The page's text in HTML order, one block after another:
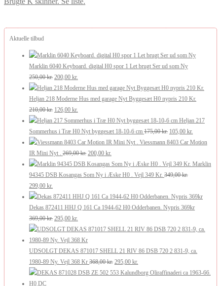
Aktuelle tilbud
Marklin 6040 Keyboard. digital H0 spor 1 Let brugt Ser ud som Ny
250,00kr. Den
oprindelige
pris
var:
250,00 kr..
200,00 kr.
aktuelle
pris
200,00 kr..
Heljan 218 Moderne Hus med garage Nyt Byggesæt H0 nypris 210 Kr.
210,00kr. Den
oprindelige
pris
var:
210,00 kr..
126,00 kr.
aktuelle
pris
er:
126,00 kr..
Heljan 217
Sommerhus i Træ H0 Nyt byggesæt 18-10-6 cm 175,00kr. Den
oprindelige
var:
175,00 kr..
105,00 kr.
aktuelle
er:
105,00 kr..
Viessmann 8403 Car Motion
IR Mini Nyt .
269,00kr. Den
oprindelige
pris
269,00 kr..
200,00 kr.
aktuelle
pris
200,00 kr..
Marklin
94345 DSB Kosangas Som Ny i Æske H0 . Vejl 349 Kr. 349,00kr.
Den
oprindelige
pris
var:
349,00 kr..
299,00 kr.
aktuelle
pris
er:
299,00 kr..
Dekas 872411 HHJ Q 161 Ca 1944-62 H0 Odderbanen. Nypris 369kr
369,00kr. Den
oprindelige
pris
var:
369,00 kr..
295,00 kr.
aktuelle
pris
er:
295,00 kr..
UDSOLGT DEKAS 871017 SHELL 21 RIV 86 DSB 720 2 831-9, ca.
1980-89 Ny. Vejl 368 Kr 368,00kr. Den
oprindelige
295,00 kr.
aktuelle